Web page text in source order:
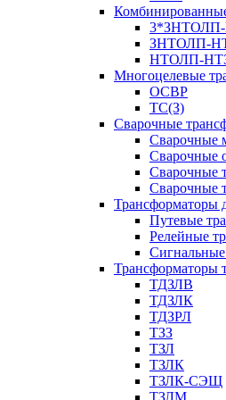
ЗНТОЛП-
НТОЛП-
Многоцелевые
ОСВР
ТС(З)
Сварочные
Сварочные
Сварочные
Сварочные
Сварочные
Трансформаторы
Путевые
Релейные
Трансформаторы
ТДЗЛВ
ТДЗЛК
ТДЗРЛ
ТЗЗ
ТЗЛ
ТЗЛК
ТЗЛК-СЭЩ
ТЗЛМ